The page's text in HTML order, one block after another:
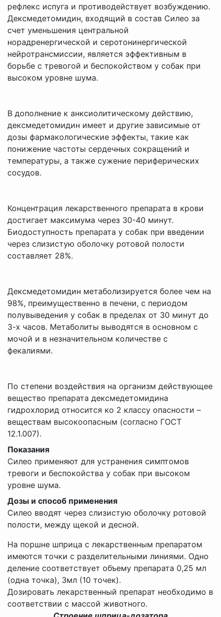
рефлекс испуга и противодействует возбуждению.
Дексмедетомидин, входящий в состав Силео за
счет уменьшения центральной
норадренергической и серотонинергической
нейротрансмиссии, является эффективным в
борьбе с тревогой и беспокойством у собак при
высоком уровне шума.
В дополнение к анксиолитическому действию,
дексмедетомидин имеет и другие зависимые от
дозы фармакологические эффекты, такие как
понижение частоты сердечных сокращений и
температуры, а также сужение периферических
сосудов.
Концентрация лекарственного препарата в крови
достигает максимума через 30-40 минут.
Биодоступность препарата у собак при введении
через слизистую оболочку ротовой полости
составляет 28%.
Дексмедетомидин метаболизируется более чем на
98%, преимущественно в печени, с периодом
полувыведения у собак в пределах от 30 минут до
3-х часов. Метаболиты выводятся в основном с
мочой и в незначительном количестве с
фекалиями.
По степени воздействия на организм действующее
вещество препарата дексмедетомидина
гидрохлорид относится ко 2 классу опасности –
веществам высокоопасным (согласно ГОСТ
12.1.007).
Показания
Силео применяют для устранения симптомов
тревоги и беспокойства у собак при высоком
уровне шума.
Дозы и способ применения
Силео вводят через слизистую оболочку ротовой
полости, между щекой и десной.
На поршне шприца с лекарственным препаратом
имеются точки с разделительными линиями. Одно
деление соответствует объему препарата 0,25 мл
(одна точка), 3мл (10 точек).
Дозировать лекарственный препарат необходимо в
соответствии с массой животного.